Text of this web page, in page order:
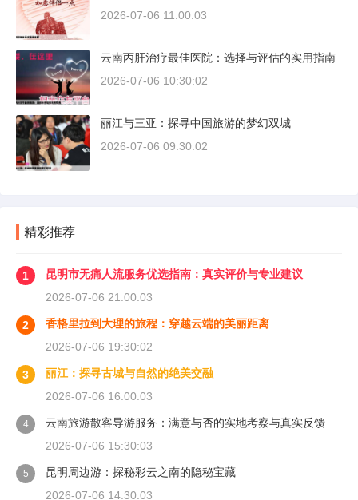
2026-07-06 11:00:03
云南丙肝治疗最佳医院：选择与评估的实用指南
2026-07-06 10:30:02
丽江与三亚：探寻中国旅游的梦幻双城
2026-07-06 09:30:02
精彩推荐
1
昆明市无痛人流服务优选指南：真实评价与专业建议
2026-07-06 21:00:03
2
香格里拉到大理的旅程：穿越云端的美丽距离
2026-07-06 19:30:02
3
丽江：探寻古城与自然的绝美交融
2026-07-06 16:00:03
4
云南旅游散客导游服务：满意与否的实地考察与真实反馈
2026-07-06 15:30:03
5
昆明周边游：探秘彩云之南的隐秘宝藏
2026-07-06 14:30:03